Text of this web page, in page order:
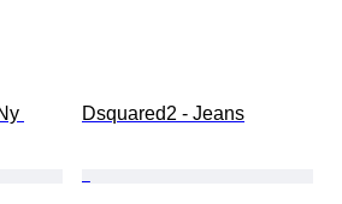
Dsquared2 - Jeans